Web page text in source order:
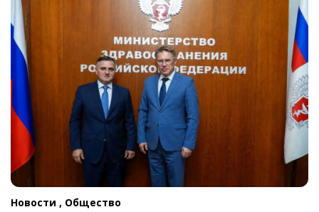
Новости , Общество